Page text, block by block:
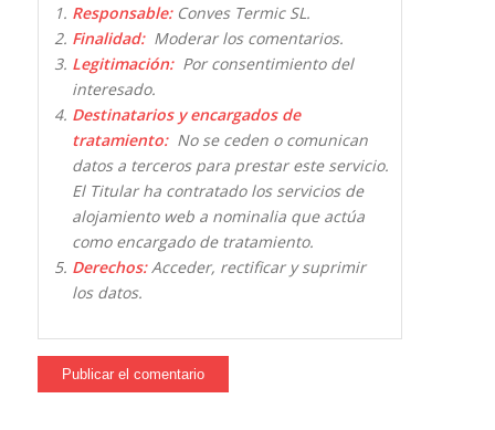
Responsable:Conves Termic SL.
Finalidad:Moderar los comentarios.
Legitimación:Por consentimiento del
interesado.
Destinatarios y encargados de
tratamiento:No se ceden o comunican
datos a terceros para prestar este servicio.
El Titular ha contratado los servicios de
alojamiento web a nominalia que actúa
como encargado de tratamiento.
Derechos:Acceder, rectificar y suprimir
los datos.